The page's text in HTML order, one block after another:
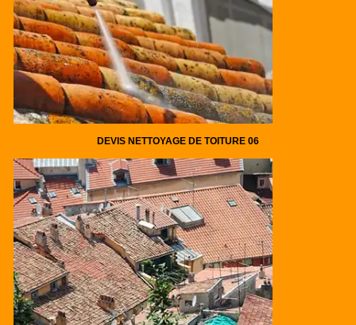
DEVIS NETTOYAGE DE TOITURE 06